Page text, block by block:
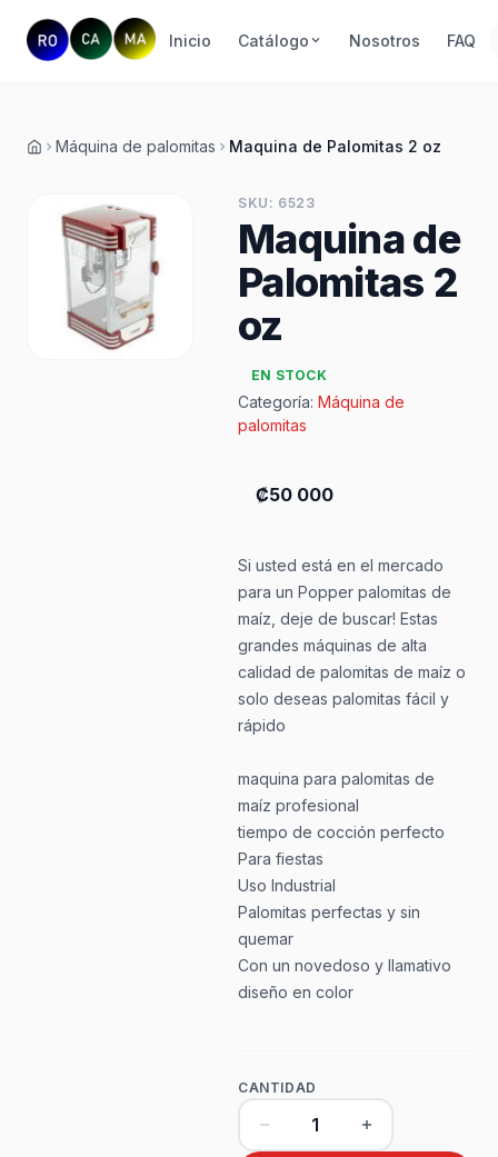
Inicio Catálogo Nosotros FAQ
Inicio
Máquina de palomitas Maquina de Palomitas 2 oz
SKU: 6523
Maquina de
Palomitas 2
oz
EN STOCK
Categoría: Máquina de
palomitas
₡50 000
Si usted está en el mercado
para un Popper palomitas de
maíz, deje de buscar! Estas
grandes máquinas de alta
calidad de palomitas de maíz o
solo deseas palomitas fácil y
rápido
maquina para palomitas de
maíz profesional
tiempo de cocción perfecto
Para fiestas
Uso Industrial
Palomitas perfectas y sin
quemar
Con un novedoso y llamativo
diseño en color
CANTIDAD